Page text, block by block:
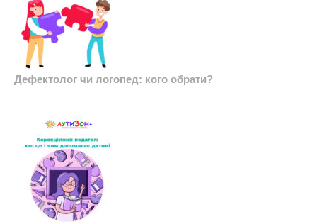
Дефектолог чи логопед: кого обрати?